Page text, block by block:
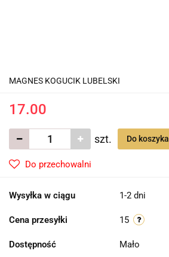
MAGNES KOGUCIK LUBELSKI
17.00
szt. Do koszyka
Do przechowalni
Wysyłka w ciągu 1-2 dni
Cena przesyłki 15
Dostępność Mało